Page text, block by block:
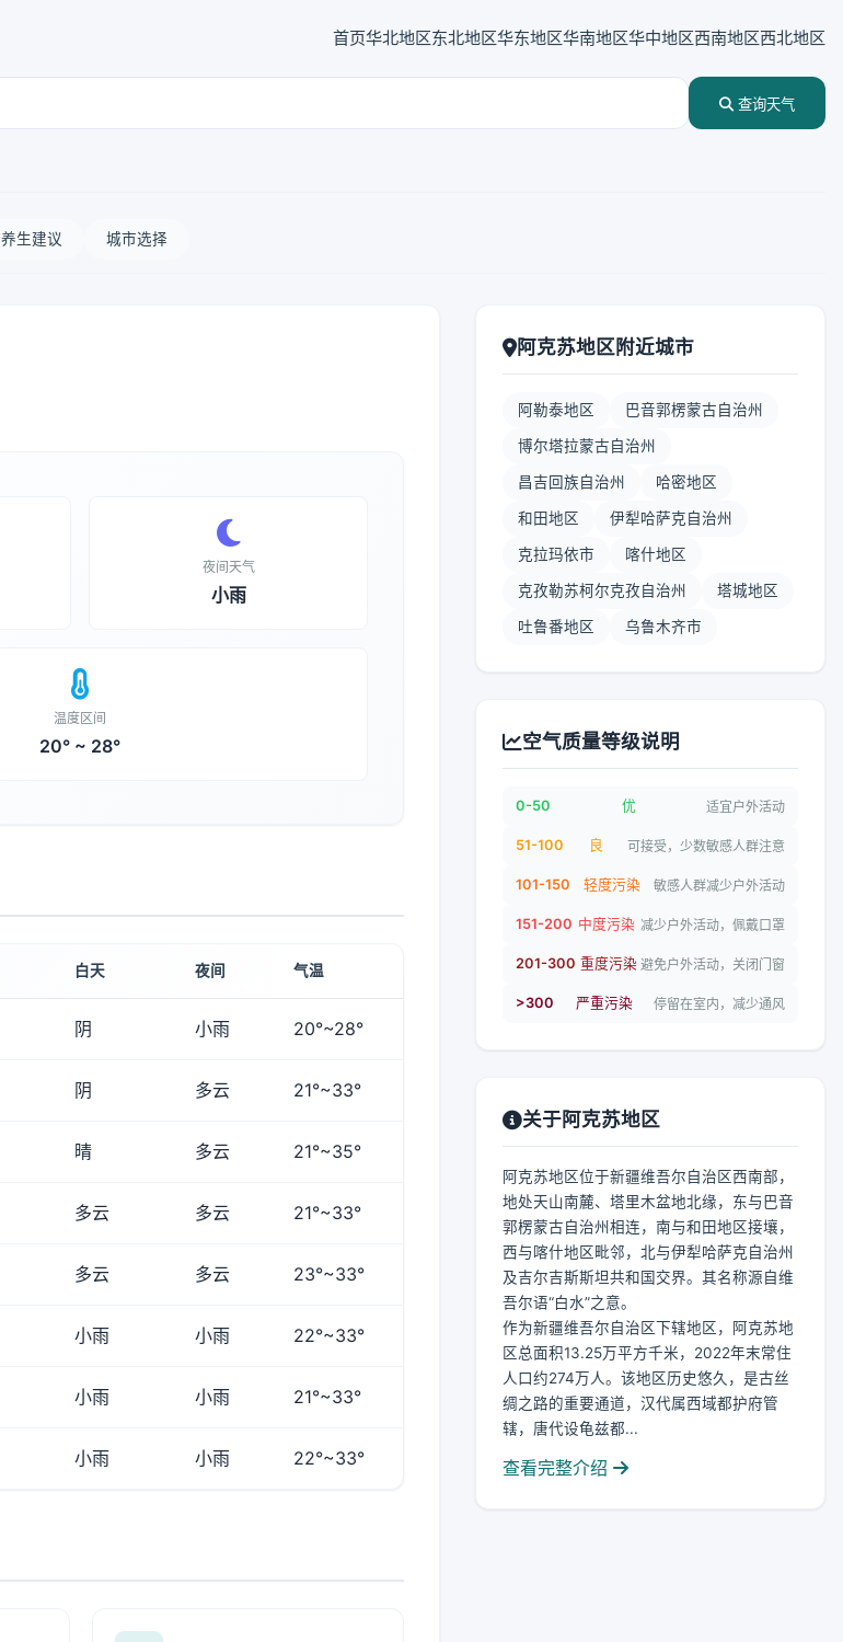
首页华北地区东北地区华东地区华南地区华中地区西南地区西北地区
查询天气
养生建议 城市选择
夜间天气
小雨
温度区间
20° ~ 28°
白天 夜间 气温
阴 小雨 20°~28°
阴 多云 21°~33°
晴 多云 21°~35°
多云 多云 21°~33°
多云 多云 23°~33°
小雨 小雨 22°~33°
小雨 小雨 21°~33°
小雨 小雨 22°~33°
阿克苏地区附近城市
阿勒泰地区 巴音郭楞蒙古自治州
博尔塔拉蒙古自治州
昌吉回族自治州 哈密地区
和田地区 伊犁哈萨克自治州
克拉玛依市 喀什地区
克孜勒苏柯尔克孜自治州 塔城地区
吐鲁番地区 乌鲁木齐市
空气质量等级说明
0-50 优 适宜户外活动
51-100 良 可接受，少数敏感人群注意
101-150 轻度污染 敏感人群减少户外活动
151-200 中度污染 减少户外活动，佩戴口罩
201-300 重度污染 避免户外活动，关闭门窗
>300 严重污染 停留在室内，减少通风
关于阿克苏地区
阿克苏地区位于新疆维吾尔自治区西南部，
地处天山南麓、塔里木盆地北缘，东与巴音
郭楞蒙古自治州相连，南与和田地区接壤，
西与喀什地区毗邻，北与伊犁哈萨克自治州
及吉尔吉斯斯坦共和国交界。其名称源自维
吾尔语“白水”之意。
作为新疆维吾尔自治区下辖地区，阿克苏地
区总面积13.25万平方千米，2022年末常住
人口约274万人。该地区历史悠久，是古丝
绸之路的重要通道，汉代属西域都护府管
辖，唐代设龟兹都...
查看完整介绍